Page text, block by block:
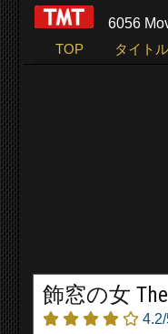
6056
TOP
タイトル
飾窓の女